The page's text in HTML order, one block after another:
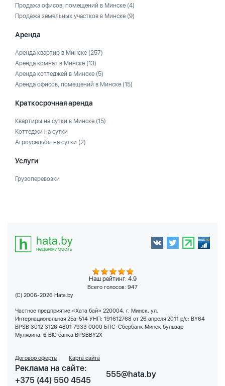
Продажа офисов, помещений в Минске (4)
Продажа земельных участков в Минске (9)
Аренда
Аренда квартир в Минске (257)
Аренда комнат в Минске (13)
Аренда коттеджей в Минске (5)
Аренда офисов, помещений в Минске (15)
Краткосрочная аренда
Квартиры на сутки в Минске (15)
Коттеджи на сутки
Агроусадьбы на сутки (2)
Услуги
Грузоперевозки
Наш рейтинг: 4.9
Всего голосов: 947
(C) 2006-2026 Hata.by
Частное предприятие «Хата бай» 220004, г. Минск, ул.
Интернациональная 25а-514 УНП: 191612768 от 26 апреля 2011 р/с: BY64
BPSB 3012 3126 4801 7933 0000 БПС-Сбербанк Минск бульвар
Мулявина, 6 BIC банка BPSBBY2X
Договор оферты Карта сайта
Реклама на сайте:
+375 (44) 550 4545
555@hata.by